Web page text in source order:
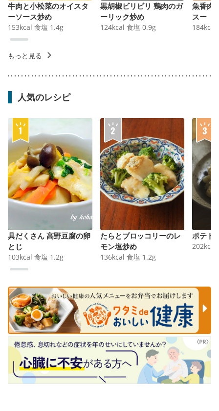
牛肉と小松菜のオイスタ
ーソース炒め
153kcal 食塩 1.4g
黒胡椒ビリビリ 鶏肉のガ
ーリック炒め
124kcal 食塩 0.9g
魚香肉
スー
184kcal
もっと見る
人気のレシピ
具だくさん 高野豆腐の卵
とじ
103kcal 食塩 1.2g
たらとブロッコリーのレ
モン塩炒め
136kcal 食塩 1.2g
ポテト
202kcal